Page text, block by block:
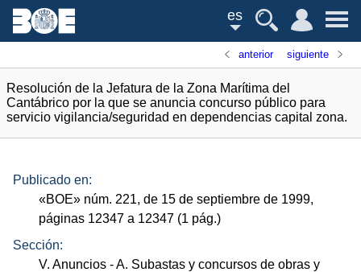
es
anterior siguiente
Resolución de la Jefatura de la Zona Marítima del
Cantábrico por la que se anuncia concurso público para
servicio vigilancia/seguridad en dependencias capital zona.
Publicado en:
«BOE» núm. 221, de 15 de septiembre de 1999,
páginas 12347 a 12347 (1 pág.)
Sección:
V. Anuncios - A. Subastas y concursos de obras y